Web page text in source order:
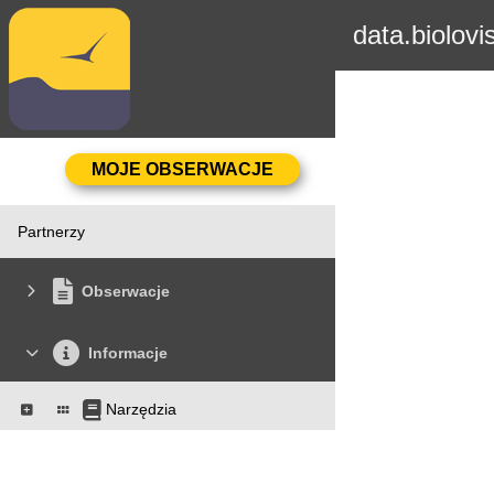
Partnerzy
Obserwacje
Informacje
Narzędzia